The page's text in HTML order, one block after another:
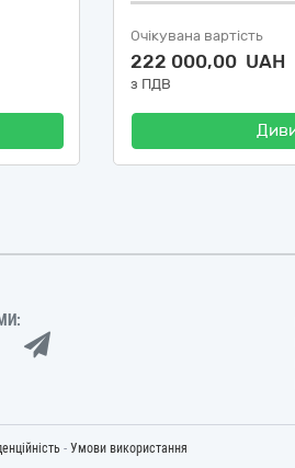
Очікувана вартість
222 000,00 UAH
з ПДВ
- Умови використання